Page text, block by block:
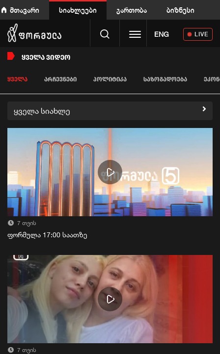
მთავარი სიახლეები გართობა ბიზნესი
Toggle navigation
ENG LIVE
ᲧᲕᲔᲚᲐ ᲕᲘᲓᲔᲝ
ᲧᲕᲔᲚᲐ ᲐᲠᲩᲔᲕᲜᲔᲑᲘ ᲞᲝᲚᲘᲢᲘᲙᲐ ᲡᲐᲖᲝᲒᲐᲓᲝᲔᲑᲐ
ყველა სიახლე
7 თვის
ფორმულა 17:00 საათზე
7 თვის